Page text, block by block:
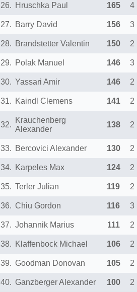
26. Hruschka Paul 165 4
27. Barry David 156 3
28. Brandstetter Valentin 150 2
29. Polak Manuel 146 3
30. Yassari Amir 146 2
31. Kaindl Clemens 141 2
32.
Krauchenberg
Alexander
138 2
33. Bercovici Alexander 130 2
34. Karpeles Max 124 2
35. Terler Julian 119 2
36. Chiu Gordon 116 3
37. Johannik Marius 111 2
38. Klaffenbock Michael 106 2
39. Goodman Donovan 105 2
40. Ganzberger Alexander 100 2